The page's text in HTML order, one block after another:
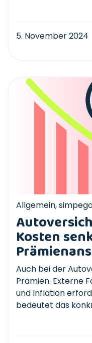
5. November 2024
Allgemein,
Kosten
Auch bei der
Prämien. Externe
und Inflation
bedeutet das